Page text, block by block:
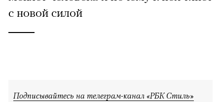
с новой силой
Подписывайтесь на телеграм-канал «РБК Стиль»